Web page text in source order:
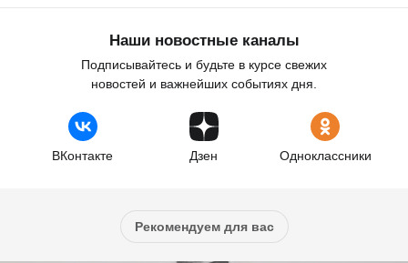
Наши новостные каналы
Подписывайтесь и будьте в курсе свежих
новостей и важнейших событиях дня.
ВКонтакте Дзен Одноклассники
Рекомендуем для вас